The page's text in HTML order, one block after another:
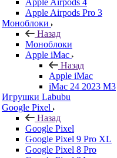
Apple Airpods 4
Apple Airpods Pro 3
Моноблоки
Назад
Моноблоки
Apple iMac
Назад
Apple iMac
iMac 24 2023 M3
Игрушки Labubu
Google Pixel
Назад
Google Pixel
Google Pixel 9 Pro XL
Google Pixel 8 Pro